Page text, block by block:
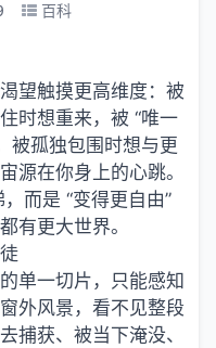
百科
望触摸更高维度：被
时想重来，被 “唯一
被孤独包围时想与更
源在你身上的心跳。
而是 “变得更自由”
有更大世界。
单一切片，只能感知
外风景，看不见整段
捕获、被当下淹没、